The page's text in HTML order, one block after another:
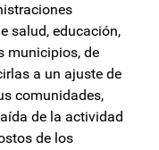
salud, educación,
municipios, de
a un ajuste de
comunidades,
de la actividad
de los